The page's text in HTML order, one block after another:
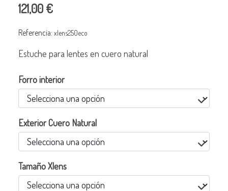
121,00 €
Referencia: xlens250eco
Estuche para lentes en cuero natural
Forro interior
Exterior Cuero Natural
Tamaño Xlens